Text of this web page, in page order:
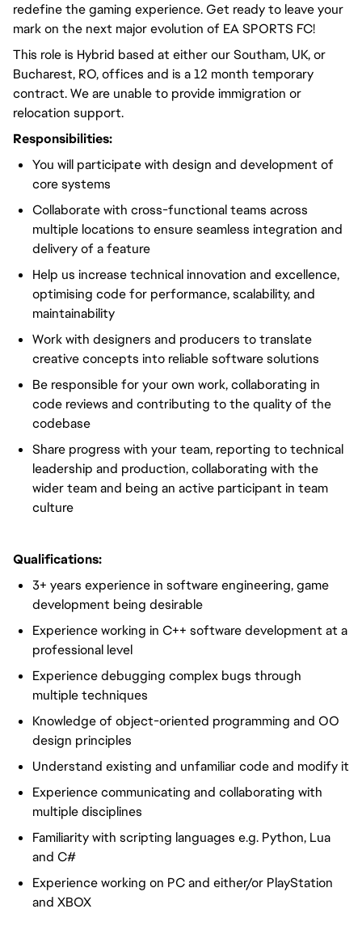
redefine the gaming experience. Get ready to leave your
mark on the next major evolution of EA SPORTS FC!
This role is Hybrid based at either our Southam, UK, or
Bucharest, RO, offices and is a 12 month temporary
contract. We are unable to provide immigration or
relocation support.
Responsibilities:
You will participate with design and development of
core systems
Collaborate with cross-functional teams across
multiple locations to ensure seamless integration and
delivery of a feature
Help us increase technical innovation and excellence,
optimising code for performance, scalability, and
maintainability
Work with designers and producers to translate
creative concepts into reliable software solutions
Be responsible for your own work, collaborating in
code reviews and contributing to the quality of the
codebase
Share progress with your team, reporting to technical
leadership and production, collaborating with the
wider team and being an active participant in team
culture
Qualifications:
3+ years experience in software engineering, game
development being desirable
Experience working in C++ software development at a
professional level
Experience debugging complex bugs through
multiple techniques
Knowledge of object-oriented programming and OO
design principles
Understand existing and unfamiliar code and modify it
Experience communicating and collaborating with
multiple disciplines
Familiarity with scripting languages e.g. Python, Lua
and C#
Experience working on PC and either/or PlayStation
and XBOX